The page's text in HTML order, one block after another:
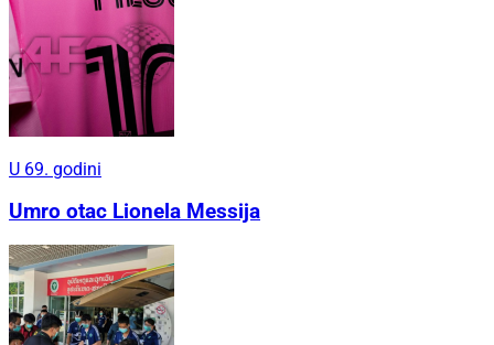
U 69. godini
Umro otac Lionela Messija